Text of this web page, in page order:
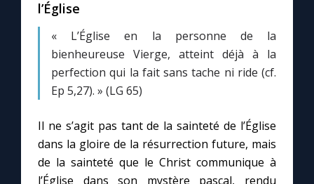
Les premiers samedis du mois
Marie qui défait les nœuds
Mes intentions de prière
l’Église
« L’Église en la personne de la
bienheureuse Vierge, atteint déjà à la
perfection qui la fait sans tache ni ride (cf.
Ep 5,27). » (LG 65)
Il ne s’agit pas tant de la sainteté de l’Église
dans la gloire de la résurrection future, mais
de la sainteté que le Christ communique à
l’Église dans son mystère pascal, rendu